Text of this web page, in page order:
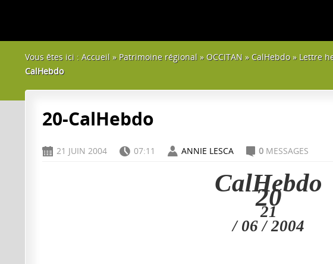
Vous êtes ici : Accueil » Patrimoine régional » OCCITAN » CalHebdo» Lettre
CalHebdo
20-CalHebdo
D 21 JUIN 2004 H 07:11 A ANNIE LESCA C 0MESSAGES
CalHebdo
20
21
/ 06 / 2004